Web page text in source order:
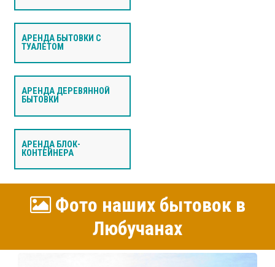
АРЕНДА БЫТОВКИ С
ТУАЛЕТОМ
АРЕНДА ДЕРЕВЯННОЙ
БЫТОВКИ
АРЕНДА БЛОК-
КОНТЕЙНЕРА
Фото наших бытовок в
Любучанах